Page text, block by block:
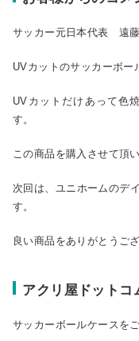
サッカー元日本代表 遠藤
UVカットのサッカーボー
UVカットだけあって色
す。
この商品を購入させて頂
次回は、ユニホームのデ
す。
良い商品をありがとうご
アクリ屋ドットコ
サッカーボールケースを